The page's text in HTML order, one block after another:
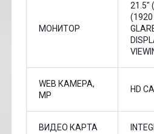
МОНИТОР
21.5"
(1920
WEB КАМЕРА,
MP
HD
ВИДЕО КАРТА